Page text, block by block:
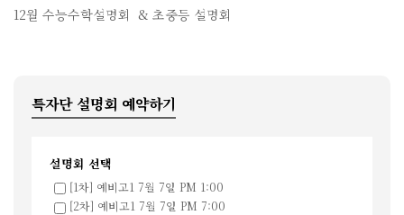
12월 수능수학설명회 & 초중등 설명회
특자단 설명회 예약하기
설명회 선택
[1차] 예비고1 7월 7일 PM 1:00
[2차] 예비고1 7월 7일 PM 7:00